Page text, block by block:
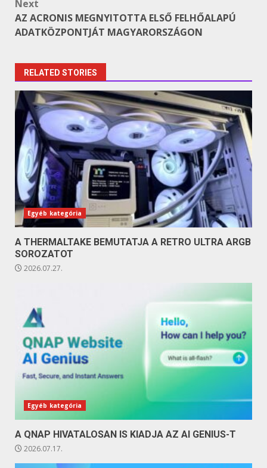
Next
AZ ACRONIS MEGNYITOTTA ELSŐ FELHŐALAPÚ
ADATKÖZPONTJÁT MAGYARORSZÁGON
RELATED STORIES
Egyéb kategória
A THERMALTAKE BEMUTATJA A RETRO ULTRA ARGB
SOROZATOT
2026.07.27.
Egyéb kategória
A QNAP HIVATALOSAN IS KIADJA AZ AI GENIUS-T
2026.07.17.